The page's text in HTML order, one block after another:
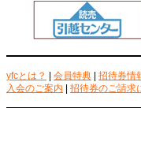
yfcとは？ 会員特典 招待券情
入会のご案内
招待券のご請求